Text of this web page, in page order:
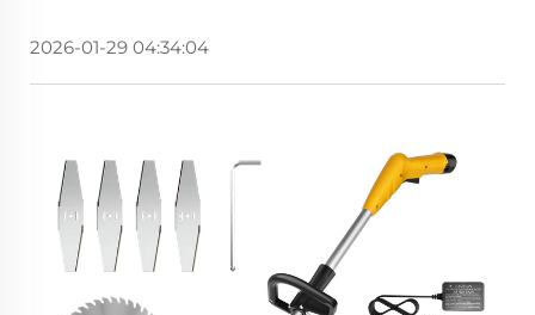
2026-01-29 04:34:04